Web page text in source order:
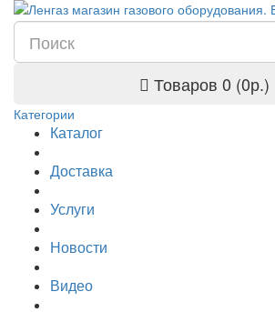
Товаров 0 (0р.)
Категории
Каталог
Доставка
Услуги
Новости
Видео